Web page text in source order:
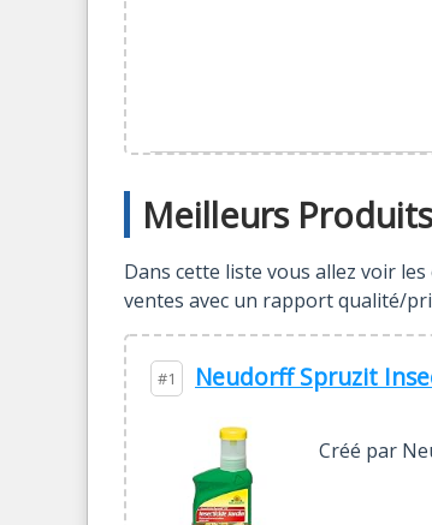
Meilleurs
Dans cette liste vous allez voir
ventes avec un rapport qualité/
#1 Neudorff Spruzit
Créé par